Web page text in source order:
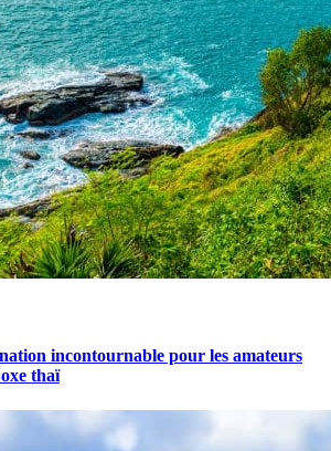
incontournable pour les amateurs
thaï